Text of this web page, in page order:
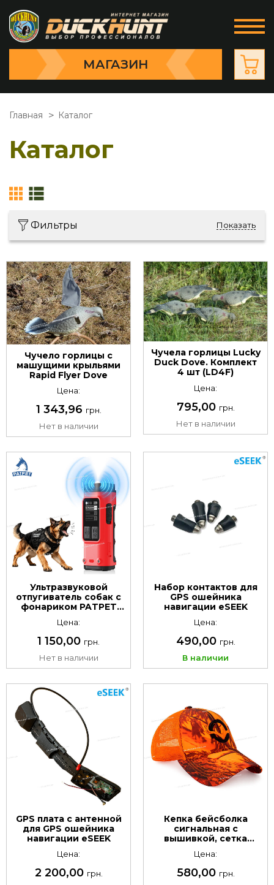
МАГАЗИН
Главная Каталог
Каталог
Фильтры Показать
Чучело горлицы с
машущими крыльями
Rapid Flyer Dove
Цена:
1 343,96 грн.
Нет в наличии
Чучела горлицы Lucky
Duck Dove. Комплект
4 шт (LD4F)
Цена:
795,00 грн.
Нет в наличии
Ультразвуковой
отпугиватель собак с
фонариком PATPET
Repellent U30
Цена:
1 150,00 грн.
Нет в наличии
Набор контактов для
GPS ошейника
навигации eSEEK
Цена:
490,00 грн.
В наличии
GPS плата с антенной
для GPS ошейника
навигации eSEEK
Цена:
2 200,00 грн.
Кепка бейсболка
сигнальная с
вышивкой, сетка
Цена:
580,00 грн.